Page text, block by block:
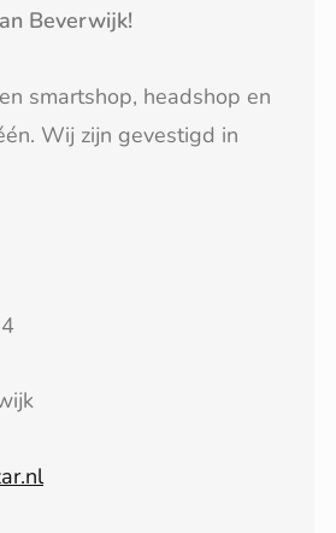
Beverwijk!
smartshop, headshop en
Wij zijn gevestigd in